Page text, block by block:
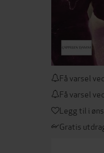
Få varsel
Få varsel
Legg til i
Gratis